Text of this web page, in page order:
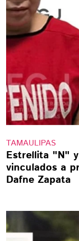
TAMAULIPAS
Estrellita "N"
vinculados a
Dafne Zapata